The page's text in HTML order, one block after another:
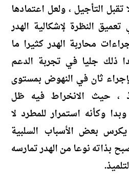
التأجيل ، ولعل اعتمادها
النظرة لإشكالية الهدر
محاربة الهدر كثيرا ما
ذلك جليا في تجربة الدعم
ثان في النهوض بمستوى
، حيث الانخراط فيه ظل
وكأنه استمرار للمطرد لا
بعض الأسباب السلبية
بذاته نوعا من الهدر تمارسه